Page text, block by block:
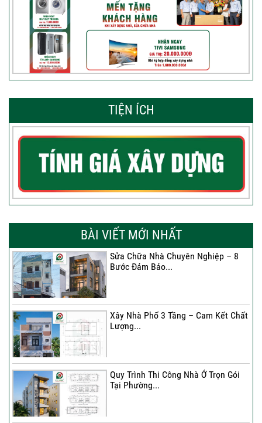
TIỆN ÍCH
BÀI VIẾT MỚI NHẤT
Sửa Chữa Nhà Chuyên Nghiệp – 8
Bước Đảm Bảo...
Xây Nhà Phố 3 Tầng – Cam Kết Chất
Lượng...
Quy Trình Thi Công Nhà Ở Trọn Gói
Tại Phường...